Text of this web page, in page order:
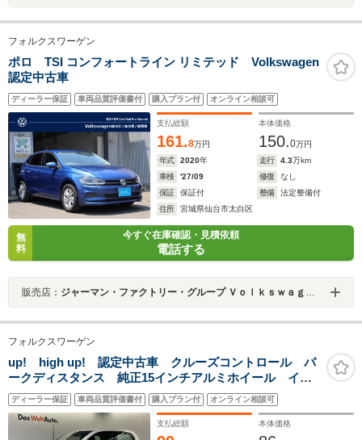
フォルクスワーゲン
ポロ TSI コンフォートライン リミテッド Volkswagen
認定中古車
ディーラー保証 車両品質評価書付 購入プラン付 オンライン相談可
支払総額
161.8万円
本体価格
150.0万円
年式
2020年 走行 4.3万km
車検
'27/09 修復
なし
保証
保証付 整備
法定整備付
住所
宮城県仙台市太白区
無
料
今すぐ在庫確認・見積依頼
電話する
販売店： ジャーマン・ファクトリー・グループ Ｖｏｌｋｓｗａｇｅｎ仙台南／（株）トライ・ブイ
フォルクスワーゲン
up! high up! 認定中古車 クルーズコントロール パ
ークディスタンス 純正15インチアルミホイール イン
テリアアンビエントライト マルチファンクション シ
ートヒーター マニュアルエアコン 革巻きブレーキレ
バー 禁煙車
ディーラー保証 車両品質評価書付 購入プラン付 オンライン相談可
支払総額 本体価格